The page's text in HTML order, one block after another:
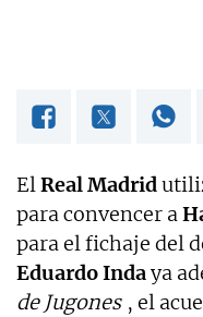
ElReal Madrid
para convencer a
para el fichaje del
Eduardo Indaya
de Jugones , el